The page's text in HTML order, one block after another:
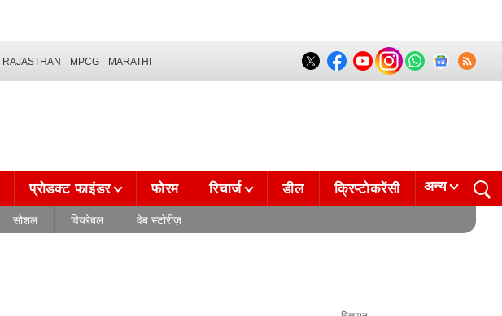
RAJASTHAN MPCG MARATHI
प्रोडक्ट फाइंडर फोरम रिचार्ज डील क्रिप्टोकरेंसी अन्य
सोशल वियरेबल वेब स्टोरीज़